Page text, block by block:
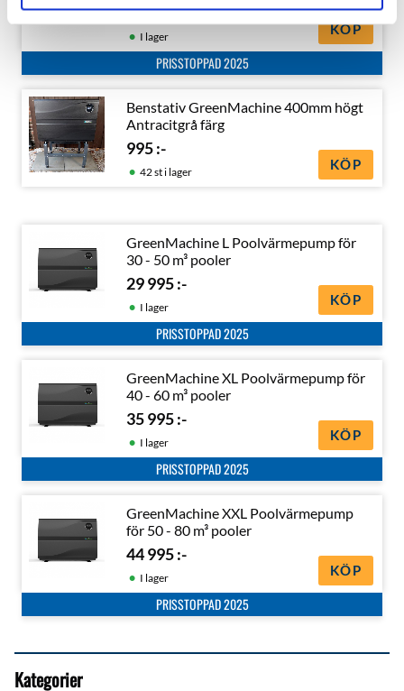
25 625:-
PRISSTOPPAD 2025
I lager KÖP
Benstativ GreenMachine 400mm högt
Antracitgrå färg
995:-
42 st i lager KÖP
GreenMachine L Poolvärmepump för
30 - 50 m³ pooler
29 995:-
PRISSTOPPAD 2025
I lager KÖP
GreenMachine XL Poolvärmepump för
40 - 60 m³ pooler
35 995:-
PRISSTOPPAD 2025
I lager KÖP
GreenMachine XXL Poolvärmepump
för 50 - 80 m³ pooler
44 995:-
PRISSTOPPAD 2025
I lager KÖP
Kategorier